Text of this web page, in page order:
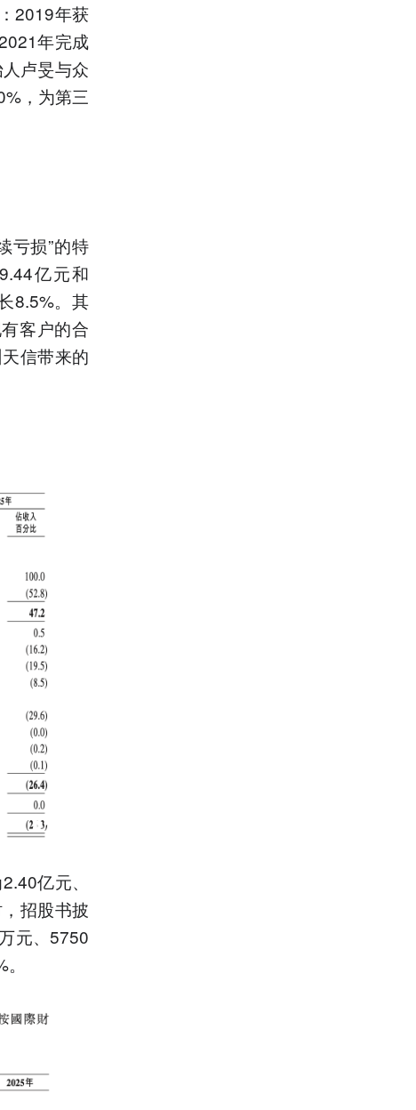
2019年获
年完成
卢旻与众
，为第三
亏损”的特
亿元和
8.5%。其
客户的合
信带来的
亿元、
招股书披
元、5750